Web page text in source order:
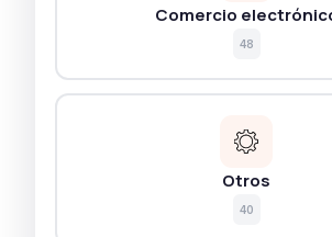
Comercio
48
Otros
40